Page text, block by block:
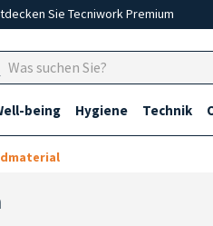
Sie Tecniwork Premium
being Hygiene Technik